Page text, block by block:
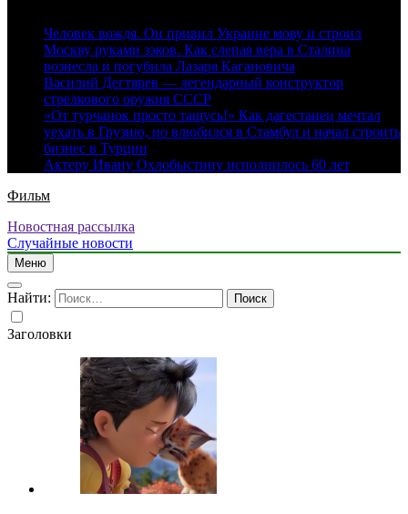
Человек вождя. Он привил Украине мову и строил
Москву руками зэков. Как слепая вера в Сталина
вознесла и погубила Лазаря Кагановича
Василий Дегтярев — легендарный конструктор
стрелкового оружия СССР
«От турчанок просто тащусь!» Как дагестанец мечтал
уехать в Грузию, но влюбился в Стамбул и начал строить
бизнес в Турции
Актеру Ивану Охлобыстину исполнилось 60 лет
Фильм
Новостная рассылка
Случайные новости
Меню
Найти:
Заголовки